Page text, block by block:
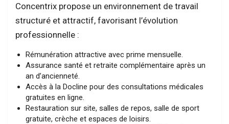
Concentrix propose un environnement de travail
structuré et attractif, favorisant l’évolution
professionnelle :
Rémunération attractive avec prime mensuelle.
Assurance santé et retraite complémentaire après un
an d’ancienneté.
Accès à la Docline pour des consultations médicales
gratuites en ligne.
Restauration sur site, salles de repos, salle de sport
gratuite, crèche et espaces de loisirs.